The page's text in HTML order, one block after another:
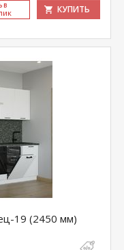
В
КУПИТЬ
19 (2450 мм)